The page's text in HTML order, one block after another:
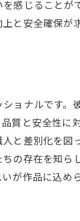
感じること
と安全確保が
ョナルです
質と安全性
と差別化を
の存在を知
が作品に込